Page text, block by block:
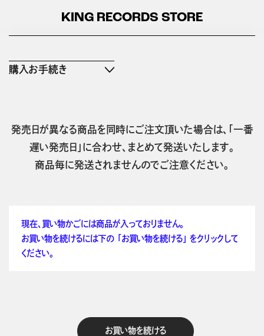
KING RECORDS STORE
購入お手続き
発売日が異なる商品を同時にご注文頂いた場合は、「一番
遅い発売日」に合わせ、まとめて発送いたします。
商品毎に発送されませんのでご注意ください。
現在、買い物かごには商品が入っておりません。
お買い物を続けるには下の 「お買い物を続ける」 をクリックして
ください。
お買い物を続ける